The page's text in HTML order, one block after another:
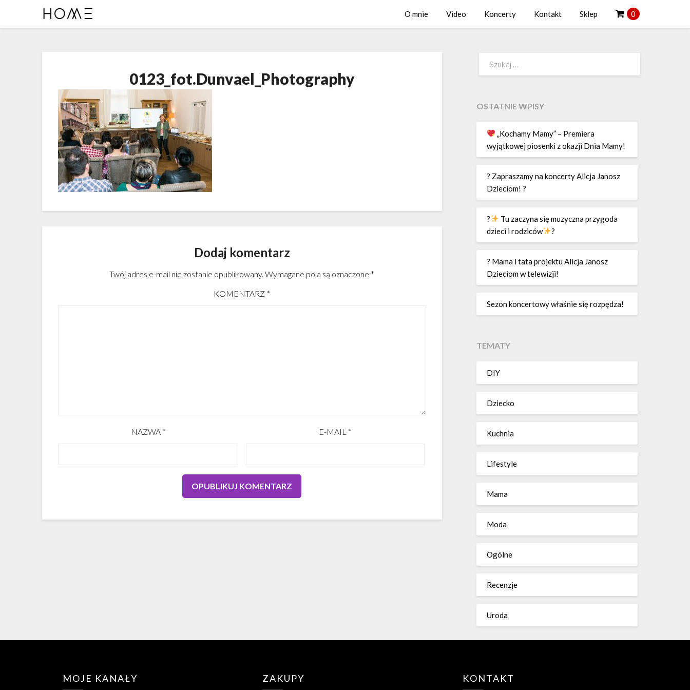
O mnie Video Koncerty Kontakt Sklep 0
0123_fot.Dunvael_Photography
Dodaj komentarz
Twój adres e-mail nie zostanie opublikowany. Wymagane pola są oznaczone *
KOMENTARZ *
NAZWA * E-MAIL *
OSTATNIE WPISY
„Kochamy Mamy” – Premiera
wyjątkowej piosenki z okazji Dnia Mamy!
? Zapraszamy na koncerty Alicja Janosz
Dzieciom! ?
?
Tu zaczyna się muzyczna przygoda
dzieci i rodziców
?
? Mama i tata projektu Alicja Janosz
Dzieciom w telewizji!
Sezon koncertowy właśnie się rozpędza!
TEMATY
DIY
Dziecko
Kuchnia
Lifestyle
Mama
Moda
Ogólne
Recenzje
Uroda
MOJE KANAŁY ZAKUPY KONTAKT